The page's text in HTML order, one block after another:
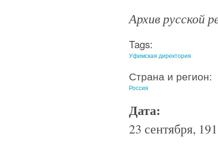
Архив русской
Tags:
Уфимская директория
Страна и регион:
Россия
Дата:
23 сентября,